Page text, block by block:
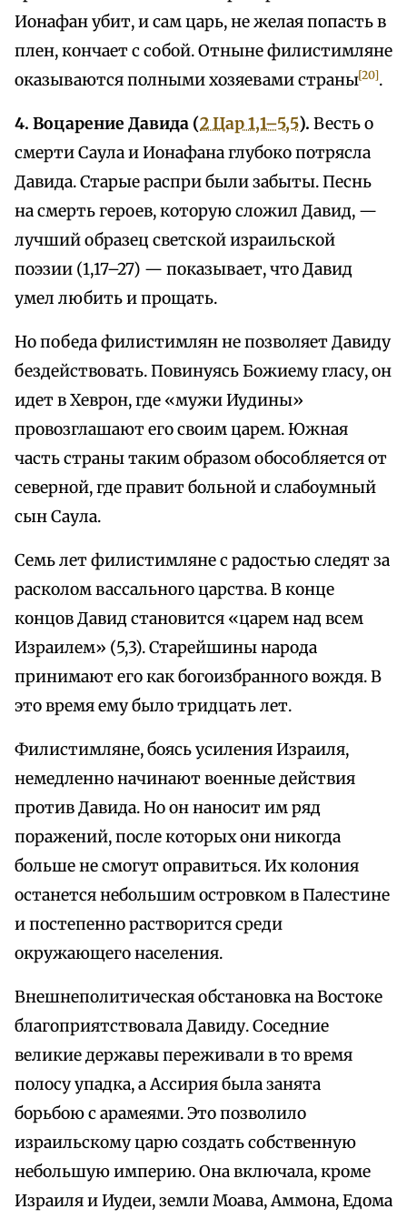
Ионафан убит, и сам царь, не желая попасть в
плен, кончает с собой. Отныне филистимляне
оказываются полными хозяевами страны[20].
4. Воцарение Давида (2 Цар 1,1–5,5). Весть о
смерти Саула и Ионафана глубоко потрясла
Давида. Старые распри были забыты. Песнь
на смерть героев, которую сложил Давид, —
лучший образец светской израильской
поэзии (1,17–27) — показывает, что Давид
умел любить и прощать.
Но победа филистимлян не позволяет Давиду
бездействовать. Повинуясь Божиему гласу, он
идет в Хеврон, где «мужи Иудины»
провозглашают его своим царем. Южная
часть страны таким образом обособляется от
северной, где правит больной и слабоумный
сын Саула.
Семь лет филистимляне с радостью следят за
расколом вассального царства. В конце
концов Давид становится «царем над всем
Израилем» (5,3). Старейшины народа
принимают его как богоизбранного вождя. В
это время ему было тридцать лет.
Филистимляне, боясь усиления Израиля,
немедленно начинают военные действия
против Давида. Но он наносит им ряд
поражений, после которых они никогда
больше не смогут оправиться. Их колония
останется небольшим островком в Палестине
и постепенно растворится среди
окружающего населения.
Внешнеполитическая обстановка на Востоке
благоприятствовала Давиду. Соседние
великие державы переживали в то время
полосу упадка, а Ассирия была занята
борьбою с арамеями. Это позволило
израильскому царю создать собственную
небольшую империю. Она включала, кроме
Израиля и Иудеи, земли Моава, Аммона, Едома